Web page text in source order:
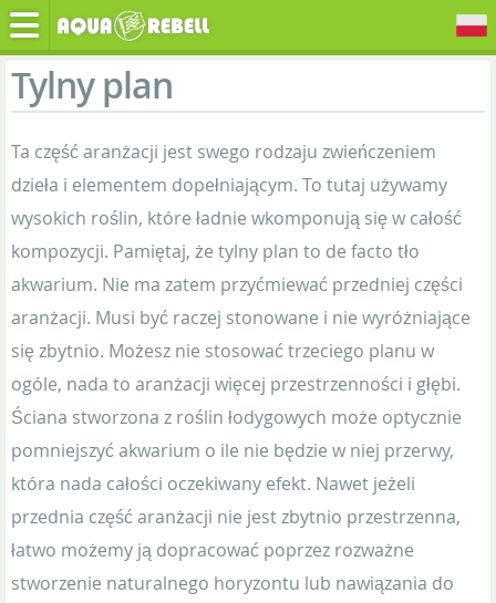
Tylny plan
Ta część aranżacji jest swego rodzaju zwieńczeniem
dzieła i elementem dopełniającym. To tutaj używamy
wysokich roślin, które ładnie wkomponują się w całość
kompozycji. Pamiętaj, że tylny plan to de facto tło
akwarium. Nie ma zatem przyćmiewać przedniej części
aranżacji. Musi być raczej stonowane i nie wyróżniające
się zbytnio. Możesz nie stosować trzeciego planu w
ogóle, nada to aranżacji więcej przestrzenności i głębi.
Ściana stworzona z roślin łodygowych może optycznie
pomniejszyć akwarium o ile nie będzie w niej przerwy,
która nada całości oczekiwany efekt. Nawet jeżeli
przednia część aranżacji nie jest zbytnio przestrzenna,
łatwo możemy ją dopracować poprzez rozważne
stworzenie naturalnego horyzontu lub nawiązania do